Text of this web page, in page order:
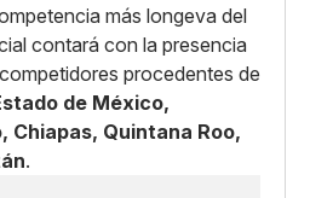
más longeva del
contará con la presencia
procedentes de
de México,
Chiapas, Quintana Roo,
.